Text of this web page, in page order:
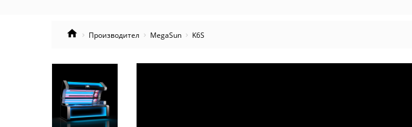
Производител MegaSun K6S